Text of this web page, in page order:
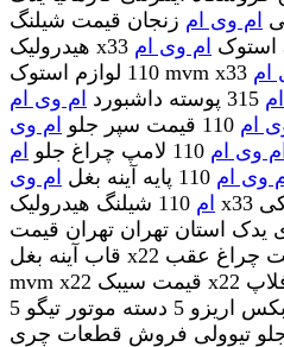
ام وی ام زنجان قیمت شیلنگ
ام وی ام
ام
ام وی ام
ام
ام وی
وی ام
ام
وی ام
ام وی
ام
110 شیلنگ هیدرولیک x33 لوازم یدکی mvm 110 پمپ
یدک استان تهران تهران قیمت
قاب آینه بغل x22 قیمت چراغ عقب x22 قیمت آینه بغل
mvm x22 قیمت سیبک x22 فلاپ mvm 315 قیمت دیسک و
صفحه چری ویانا قیمت گیربکس اریزو 5 دسته موتور تیگو 5
تیوولی فروش قطعات چری